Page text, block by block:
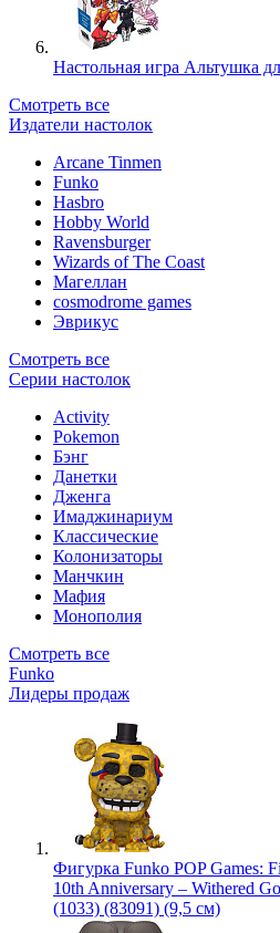
Настольная игра Альтушка
Смотреть все
Издатели настолок
Arcane Tinmen
Funko
Hasbro
Hobby World
Ravensburger
Wizards of The Coast
Магеллан
сosmodrome games
Эврикус
Смотреть все
Серии настолок
Activity
Pokemon
Бэнг
Данетки
Дженга
Имаджинариум
Классические
Колонизаторы
Манчкин
Мафия
Монополия
Смотреть все
Funko
Лидеры продаж
Фигурка Funko POP Games:
10th Anniversary – Withered
(1033) (83091) (9,5 см)